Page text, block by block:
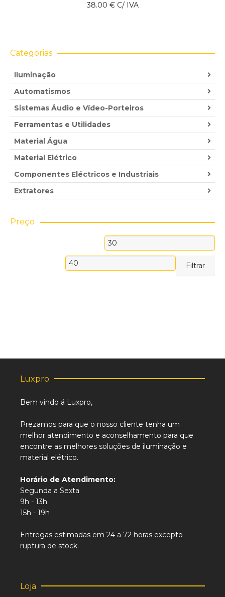
38.00 €C/ IVA
Categorias
Iluminação
Automatismos
Sistemas Áudio e Vídeo-Porteiros
Ferramentas e Utilidades
Material Água
Material Elétrico
Componentes Eléctricos e Industriais
Extratores
Preço
Filtrar
Luxpro
Bem vindo á Luxpro,
Prezamos para que o nosso cliente tenha um
melhor atendimento e aconselhamento para que
encontre as melhores soluções de iluminação e
material elétrico.
Horário de Atendimento:
Segunda a Sexta
9h - 13h
15h - 19h
Entregas estimadas em 24 a 72 horas excepto
ruptura de stock.
Loja